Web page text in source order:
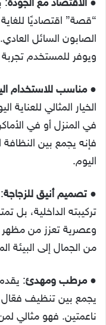
● الاقتصاد مع الجودة:
“قصة” اقتصاديًا
الصابون السائل
ويوفر للمستخدم
●مناسب للاستخدام
الخيار المثالي للعناية
في المنزل أو في
فإنه يجمع بين النظافة
اليوم.
●تصميم أنيق للزجاجة
تركيبته الداخلية، بل
وعصرية تعزز من
من الجمال إلى البيئة
●مرطب ومهدئ:
يجمع بين تنظيف
ناعمتين. فهو مثالي